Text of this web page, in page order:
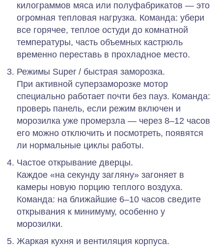
килограммов мяса или полуфабрикатов — это
огромная тепловая нагрузка. Команда: убери
все горячее, теплое остуди до комнатной
температуры, часть объемных кастрюль
временно переставь в прохладное место.
Режимы Super / быстрая заморозка.
При активной суперзаморозке мотор
специально работает почти без пауз. Команда:
проверь панель, если режим включен и
морозилка уже промерзла — через 8–12 часов
его можно отключить и посмотреть, появятся
ли нормальные циклы работы.
Частое открывание дверцы.
Каждое «на секунду загляну» загоняет в
камеры новую порцию теплого воздуха.
Команда: на ближайшие 6–10 часов сведите
открывания к минимуму, особенно у
морозилки.
Жаркая кухня и вентиляция корпуса.